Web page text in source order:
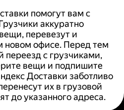
помогут вам с
аккуратно
перевезут и
новом офисе. Перед тем
переезд с грузчиками,
вещи и подпишите
Доставки заботливо
их в грузовой
до указанного адреса.